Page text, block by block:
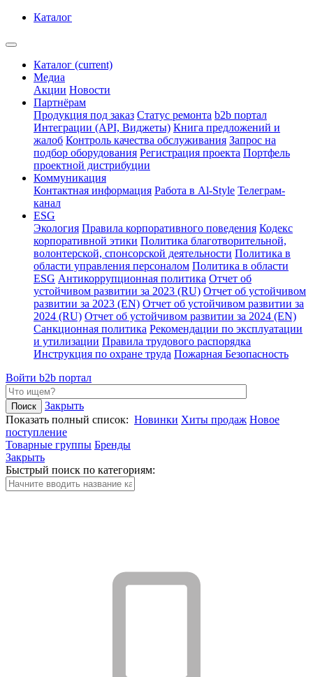
Каталог
Каталог (current)
Медиа
Акции Новости
Партнёрам
Продукция под заказ Статус ремонта b2b портал
Интеграции (API, Виджеты) Книга предложений и
жалоб Контроль качества обслуживания Запрос на
подбор оборудования Регистрация проекта Портфель
проектной дистрибуции
Коммуникация
Контактная информация Работа в Al-Style Телеграм-
канал
ESG
Экология Правила корпоративного поведения Кодекс
корпоративной этики Политика благотворительной,
волонтерской, спонсорской деятельности Политика в
области управления персоналом Политика в области
ESG Антикоррупционная политика Отчет об
устойчивом развитии за 2023 (RU) Отчет об устойчивом
развитии за 2023 (EN) Отчет об устойчивом развитии за
2024 (RU) Отчет об устойчивом развитии за 2024 (EN)
Санкционная политика Рекомендации по эксплуатации
и утилизации Правила трудового распорядка
Инструкция по охране труда Пожарная Безопасность
Войти b2b портал
Закрыть
Показать полный список: Новинки Хиты продаж Новое
поступление
Товарные группы Бренды
Закрыть
Быстрый поиск по категориям: